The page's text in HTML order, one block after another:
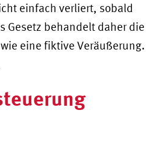
einfach verliert, sobald
Gesetz behandelt daher die
eine fiktive Veräußerung.